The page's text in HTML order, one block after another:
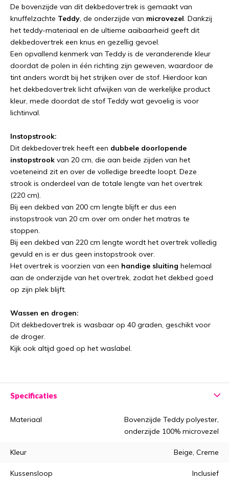
De bovenzijde van dit dekbedovertrek is gemaakt van
knuffelzachte Teddy , de onderzijde van microvezel . Dankzij
het teddy-materiaal en de ultieme aaibaarheid geeft dit
dekbedovertrek een knus en gezellig gevoel.
Een opvallend kenmerk van Teddy is de veranderende kleur
doordat de polen in één richting zijn geweven, waardoor de
tint anders wordt bij het strijken over de stof. Hierdoor kan
het dekbedovertrek licht afwijken van de werkelijke product
kleur, mede doordat de stof Teddy wat gevoelig is voor
lichtinval.
Instopstrook:
Dit dekbedovertrek heeft een dubbele doorlopende
instopstrook van 20 cm, die aan beide zijden van het
voeteneind zit en over de volledige breedte loopt. Deze
strook is onderdeel van de totale lengte van het overtrek
(220 cm).
Bij een dekbed van 200 cm lengte blijft er dus een
instopstrook van 20 cm over om onder het matras te
stoppen.
Bij een dekbed van 220 cm lengte wordt het overtrek volledig
gevuld en is er dus geen instopstrook over.
Het overtrek is voorzien van een handige sluiting helemaal
aan de onderzijde van het overtrek, zodat het dekbed goed
op zijn plek blijft.
Wassen en drogen:
Dit dekbedovertrek is wasbaar op 40 graden, geschikt voor
de droger.
Kijk ook altijd goed op het waslabel.
Specificaties
Materiaal
Bovenzijde Teddy polyester,
onderzijde 100% microvezel
Kleur Beige, Creme
Kussensloop Inclusief